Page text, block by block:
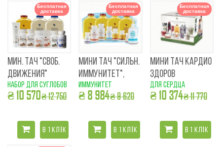
Бесплатная
доставка
МИН. ТАЧ "СВОБ.
ДВИЖЕНИЯ"
набор для суглобов
₴ 10 570₴ 12 750
В 1 КЛІК
Бесплатная
доставка
МИНИ ТАЧ "СИЛЬН.
ИММУНИТЕТ",
иммунитет
₴ 8 984₴ 9 620
В 1 КЛІК
Бесплатная
доставка
МИНИ ТАЧ КАРДИО
ЗДОРОВ
для сердца
₴ 10 374₴ 11 770
В 1 КЛІК